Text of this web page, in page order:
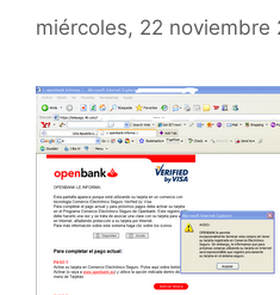
miércoles, 22 noviembre